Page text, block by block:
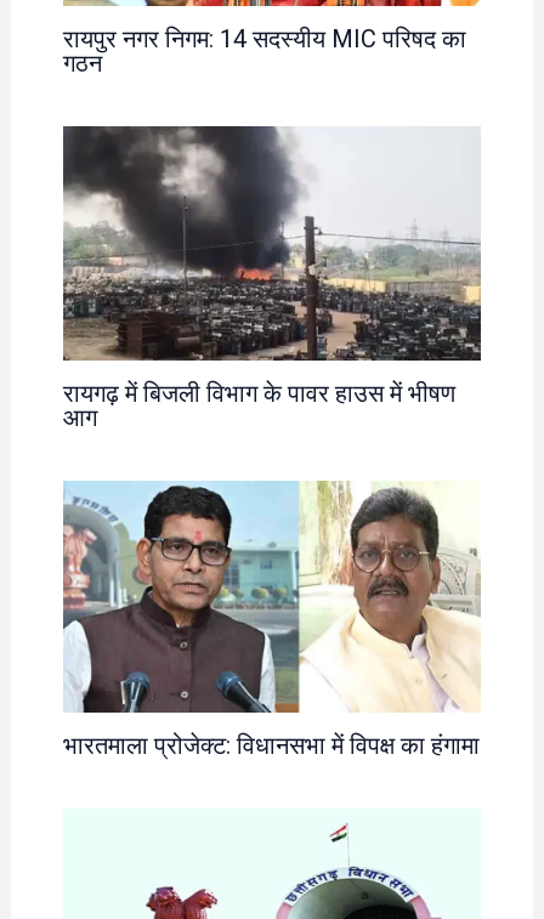
रायपुर नगर निगम: 14 सदस्यीय MIC परिषद का
गठन
रायगढ़ में बिजली विभाग के पावर हाउस में भीषण
आग
भारतमाला प्रोजेक्ट: विधानसभा में विपक्ष का हंगामा